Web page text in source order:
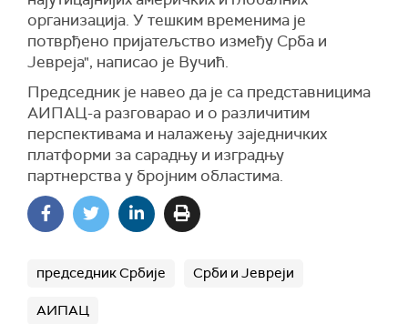
организација. У тешким временима је
потврђено пријатељство између Срба и
Јевреја", написао је Вучић.
Председник је навео да је са представницима
АИПАЦ-а разговарао и о различитим
перспективама и налажењу заједничких
платформи за сарадњу и изградњу
партнерства у бројним областима.
председник Србије Срби и Јевреји
АИПАЦ